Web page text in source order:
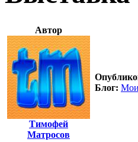
Автор
Тимофей
Матросов
Блог: Мои